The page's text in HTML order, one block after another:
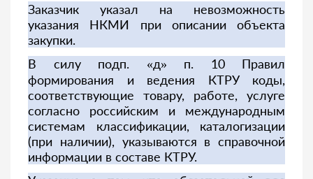
Заказчик указал на невозможность
указания НКМИ при описании объекта
закупки.
В силу подп. «д» п. 10 Правил
формирования и ведения КТРУ коды,
соответствующие товару, работе, услуге
согласно российским и международным
системам классификации, каталогизации
(при наличии), указываются в справочной
информации в составе КТРУ.